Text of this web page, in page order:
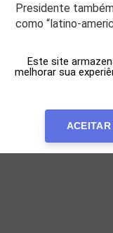
Presidente
como “latino-
Este site
melhorar sua